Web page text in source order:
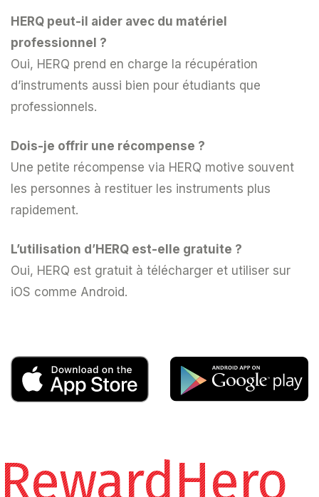
HERQ peut-il aider avec du matériel
professionnel ?
Oui, HERQ prend en charge la récupération
d’instruments aussi bien pour étudiants que
professionnels.
Dois-je offrir une récompense ?
Une petite récompense via HERQ motive souvent
les personnes à restituer les instruments plus
rapidement.
L’utilisation d’HERQ est-elle gratuite ?
Oui, HERQ est gratuit à télécharger et utiliser sur
iOS comme Android.
RewardHero